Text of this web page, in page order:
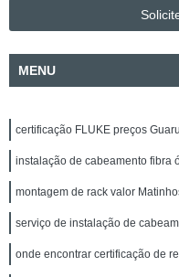
MENU
certificação FLUKE preços
instalação de cabeamento fibra
montagem de rack valor
serviço de instalação de
onde encontrar certificação de